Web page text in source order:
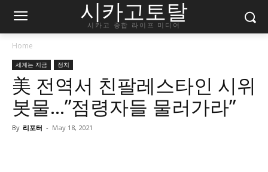
시카고토탈
시카고 종합 라이프 미디어
Home
세계는 지금 정치
美 전역서 친팔레스타인 시위
봇물…”점령자들 물러가라”
By 리포터 - May 18, 2021